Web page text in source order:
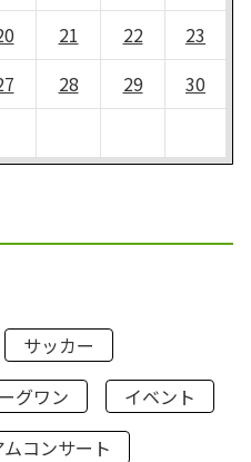
21 22
23
28 29
30
サッカー
グワン
イベント
コンサート